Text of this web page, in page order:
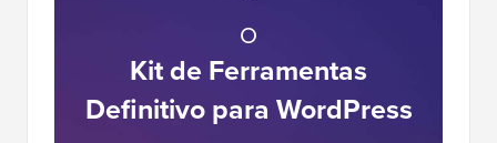
O
Kit de Ferramentas
Definitivo para WordPress